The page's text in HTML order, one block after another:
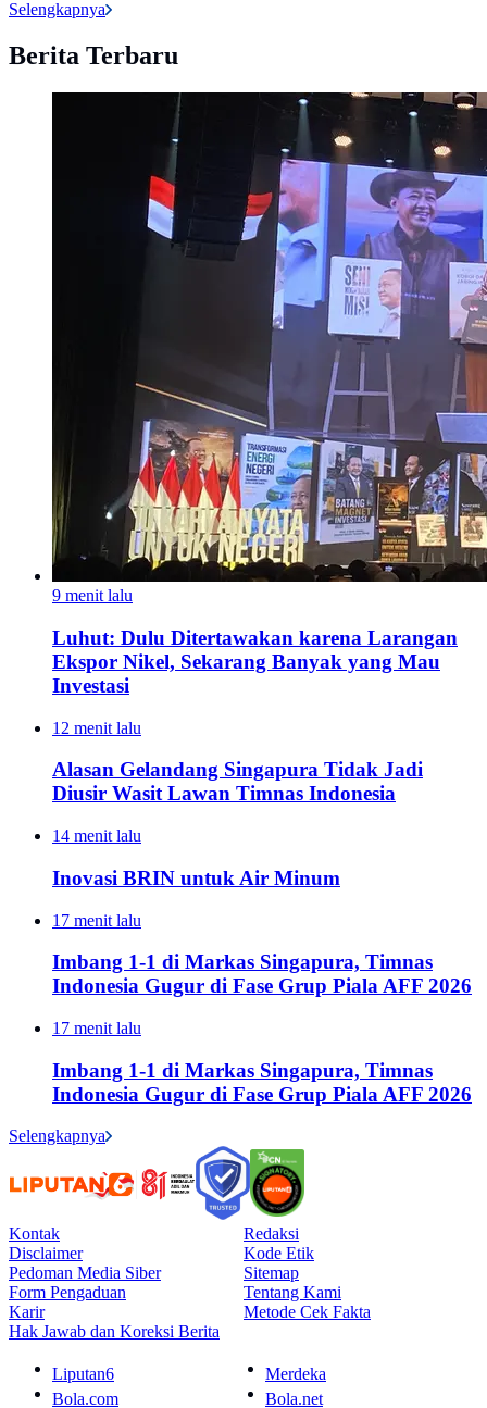
Selengkapnya
Berita Terbaru
9 menit lalu
Luhut: Dulu Ditertawakan karena Larangan
Ekspor Nikel, Sekarang Banyak yang Mau
Investasi
12 menit lalu
Alasan Gelandang Singapura Tidak Jadi
Diusir Wasit Lawan Timnas Indonesia
14 menit lalu
Inovasi BRIN untuk Air Minum
17 menit lalu
Imbang 1-1 di Markas Singapura, Timnas
Indonesia Gugur di Fase Grup Piala AFF 2026
17 menit lalu
Imbang 1-1 di Markas Singapura, Timnas
Indonesia Gugur di Fase Grup Piala AFF 2026
Selengkapnya
Kontak
Redaksi
Disclaimer
Kode Etik
Pedoman Media Siber
Sitemap
Form Pengaduan
Tentang Kami
Karir
Metode Cek Fakta
Hak Jawab dan Koreksi Berita
Liputan6
Merdeka
Bola.com
Bola.net